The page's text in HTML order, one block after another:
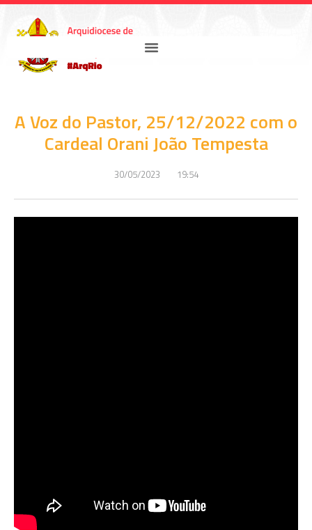
A Voz do Pastor, 25/12/2022 com o
Cardeal Orani João Tempesta
30/05/2023 19:54